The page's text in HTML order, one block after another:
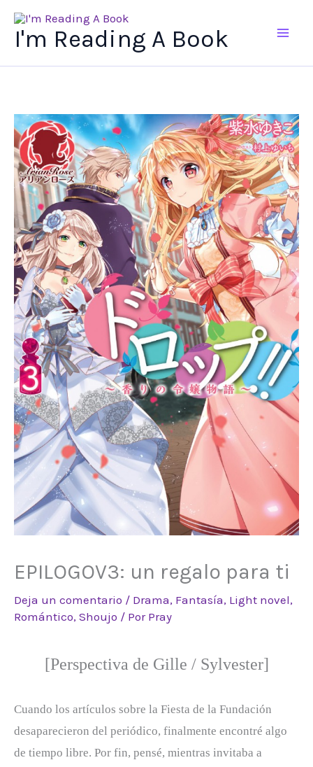
I'm Reading A Book
EPILOGOV3: un regalo para ti
Deja un comentario / Drama, Fantasía, Light novel,
Romántico, Shoujo / Por Pray
[Perspectiva de Gille / Sylvester]
Cuando los artículos sobre la Fiesta de la Fundación
desaparecieron del periódico, finalmente encontré algo
de tiempo libre. Por fin, pensé, mientras invitaba a